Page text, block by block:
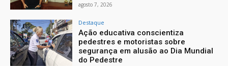
agosto 7, 2026
Destaque
Ação educativa conscientiza
pedestres e motoristas sobre
segurança em alusão ao Dia Mundial
do Pedestre